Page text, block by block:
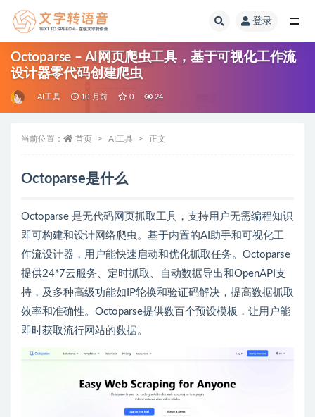
登录
Octoparse – AI网页爬虫工具，基于可视化工作流
设计器零代码创建爬虫
AI工具 10 月前 0 24
当前位置： 首页 AI工具 正文
Octoparse是什么
Octoparse 是无代码网页抓取工具，支持用户无需编程知识
即可构建和设计网络爬虫。基于内置的AI助手和可视化工
作流设计器，用户能快速启动和优化抓取任务。Octoparse
提供24*7云服务、定时抓取、自动数据导出和OpenAPI支
持，及多种高级功能如IP轮换和验证码解决，提高数据抓取
效率和准确性。Octoparse提供数百个预设模板，让用户能
即时获取流行网站的数据。